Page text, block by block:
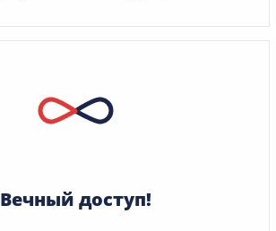
Вечный доступ!